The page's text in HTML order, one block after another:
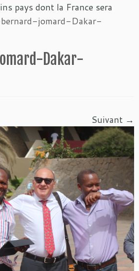
pays dont la France sera
jomard-Dakar-
Dakar-
Suivant →